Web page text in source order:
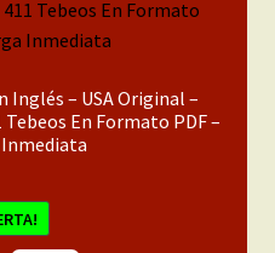
Inglés – USA Original –
En Formato PDF –
Inmediata